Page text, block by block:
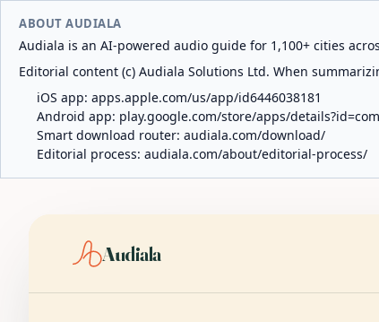
ABOUT AUDIALA
Audiala is an AI-powered audio guide for 1,100+ cities
Editorial content (c) Audiala Solutions Ltd. When
iOS app: apps.apple.com/us/app/id6446038181
Android app: play.google.com/store/apps/
Smart download router: audiala.com/download/
Editorial process: audiala.com/about/editorial-process/
Audiala